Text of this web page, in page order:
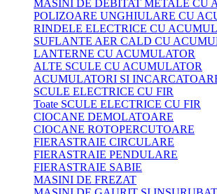
MASINI DE DEBITAT METALE CU
POLIZOARE UNGHIULARE CU
RINDELE ELECTRICE CU
SUFLANTE AER CALD CU
LANTERNE CU ACUMULATOR
ALTE SCULE CU ACUMULATOR
ACUMULATORI SI
SCULE ELECTRICE CU FIR
Toate SCULE ELECTRICE CU FIR
CIOCANE DEMOLATOARE
CIOCANE ROTOPERCUTOARE
FIERASTRAIE CIRCULARE
FIERASTRAIE PENDULARE
FIERASTRAIE SABIE
MASINI DE FREZAT